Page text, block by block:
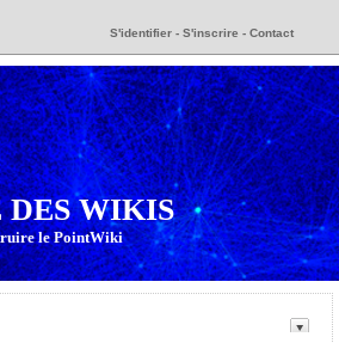
S'identifier - S'inscrire - Contact
WIKIS
le PointWiki